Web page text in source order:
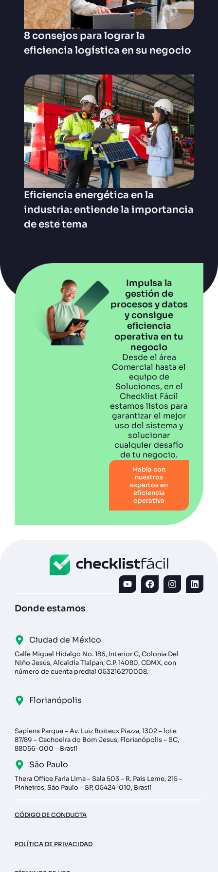
8 consejos para lograr la
eficiencia logística en su negocio
Eficiencia energética en la
industria: entiende la importancia
de este tema
Impulsa la
gestión de
procesos y datos
y consigue
eficiencia
operativa en tu
negocio
Desde el área
Comercial hasta el
equipo de
Soluciones, en el
Checklist Fácil
estamos listos para
garantizar el mejor
uso del sistema y
solucionar
cualquier desafío
de tu negocio.
Habla con
nuestros
expertos en
eficiencia
operativa
Donde estamos
Ciudad de México
Calle Miguel Hidalgo No. 186, Interior C, Colonia Del
Niño Jesús, Alcaldía Tlalpan, C.P. 14080, CDMX, con
número de cuenta predial 053216270008.
Florianópolis
Sapiens Parque – Av. Luiz Boiteux Piazza, 1302 – lote
87/89 – Cachoeira do Bom Jesus, Florianópolis – SC,
88056-000 – Brasil
São Paulo
Thera Office Faria Lima – Sala 503 – R. Pais Leme, 215 –
Pinheiros, São Paulo – SP, 05424-010, Brasil
CÓDIGO DE CONDUCTA
POLÍTICA DE PRIVACIDAD